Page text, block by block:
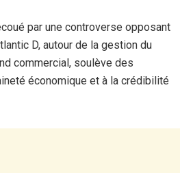
par une controverse opposant
D, autour de la gestion du
commercial, soulève des
économique et à la crédibilité